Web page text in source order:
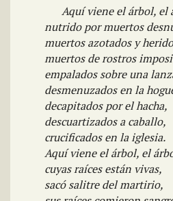
Aquí viene el árbol, el
nutrido por muertos
muertos azotados y
muertos de rostros
empalados sobre una
desmenuzados en la
decapitados por el hacha,
descuartizados a caballo,
crucificados en la iglesia.
Aquí viene el árbol, el
cuyas raíces están vivas,
sacó salitre del martirio,